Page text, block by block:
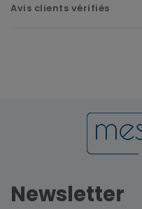
Avis clients vérifiés
Newsletter